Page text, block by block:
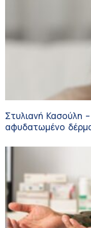
Στυλιανή Κασούλη
αφυδατωμένο